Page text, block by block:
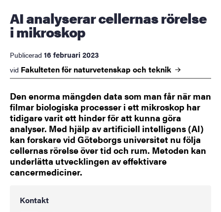
AI analyserar cellernas rörelse
i mikroskop
Publicerad 16 februari 2023
vid Fakulteten för naturvetenskap och teknik
Den enorma mängden data som man får när man
filmar biologiska processer i ett mikroskop har
tidigare varit ett hinder för att kunna göra
analyser. Med hjälp av artificiell intelligens (AI)
kan forskare vid Göteborgs universitet nu följa
cellernas rörelse över tid och rum. Metoden kan
underlätta utvecklingen av effektivare
cancermediciner.
Kontakt